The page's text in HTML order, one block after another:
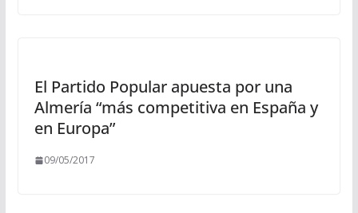
El Partido Popular apuesta por una
Almería “más competitiva en España y
en Europa”
09/05/2017